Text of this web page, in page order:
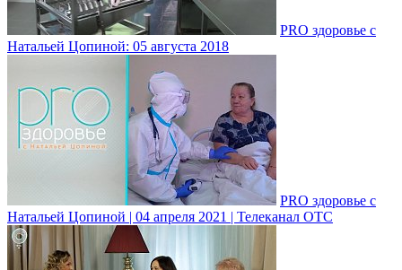
PRO здоровье с
Натальей Цопиной: 05 августа 2018
PRO здоровье с
Натальей Цопиной | 04 апреля 2021 | Телеканал ОТС